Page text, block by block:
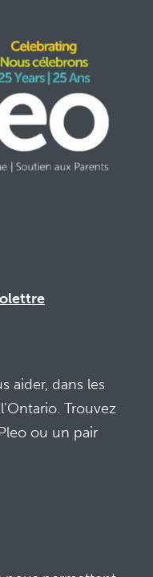
aider, dans les
Trouvez
ou un pair